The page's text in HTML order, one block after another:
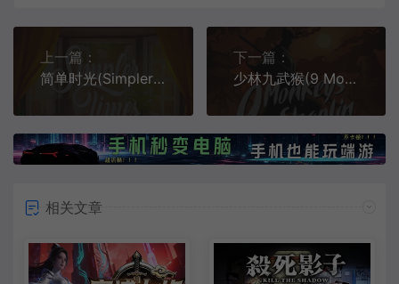
上一篇：
简单时光(Simpler Times)简中|PC|PUZ|沉浸式互动冥想游戏
下一篇：
少林九武猴(9 Monkeys of Shaolin)简中|PC|ACT|清版复古视频动作游戏
相关文章